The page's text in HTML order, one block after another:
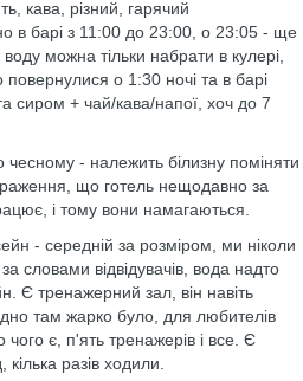
кава, різний, гарячий
в барі з 11:00 до 23:00, о 23:05 - ще
можна тільки набрати в кулері,
повернулися о 1:30 ночі та в барі
сиром + чай/кава/напої, хоч до 7
- належить білизну поміняти
що готель нещодавно за
і тому вони намагаються.
- середній за розміром, ми ніколи
словами відвідувачів, вода надто
Є тренажерний зал, він навіть
там жарко було, для любителів
є, п'ять тренажерів і все. Є
кілька разів ходили.